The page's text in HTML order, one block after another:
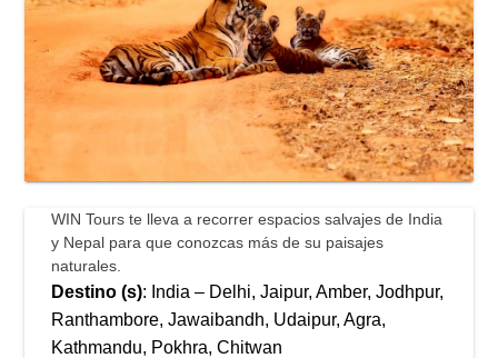
WIN Tours te lleva a recorrer espacios salvajes de India
y Nepal para que conozcas más de su paisajes
naturales.
Destino (s): India – Delhi, Jaipur, Amber, Jodhpur,
Ranthambore, Jawaibandh, Udaipur, Agra,
Kathmandu, Pokhra, Chitwan